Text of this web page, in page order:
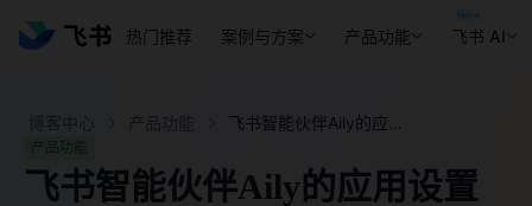
热门推荐 案例与方案 产品功能 飞书 AI
产品功能
飞书智能伙伴Aily的应用设置